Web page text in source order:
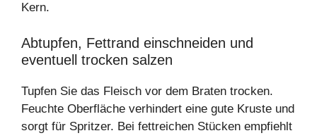
Kern.
Abtupfen, Fettrand einschneiden und
eventuell trocken salzen
Tupfen Sie das Fleisch vor dem Braten trocken.
Feuchte Oberfläche verhindert eine gute Kruste und
sorgt für Spritzer. Bei fettreichen Stücken empfiehlt